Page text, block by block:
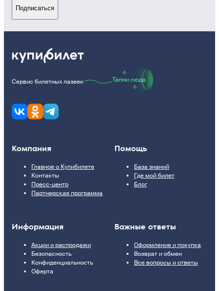
Подписаться
Сервис билетных лазеек Тапни сюда
Компания
Главное о Купибилете
Контакты
Пресс-центр
Партнерская программа
Помощь
База знаний
Где мой билет
Блог
Информация
Акции и распродажи
Безопасность
Конфиденциальность
Оферта
Важные ответы
Оформление и покупка
Возврат и обмен
Все вопросы и ответы